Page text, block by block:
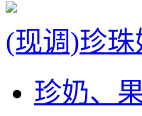
(现调)珍珠
珍奶、